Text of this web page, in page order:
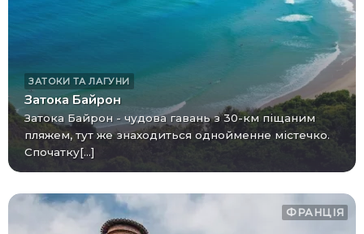
ЗАТОКИ ТА ЛАГУНИ
Затока Байрон
Затока Байрон - чудова гавань з 30-км піщаним
пляжем, тут же знаходиться однойменне містечко.
Спочатку[...]
ФРАНЦІЯ